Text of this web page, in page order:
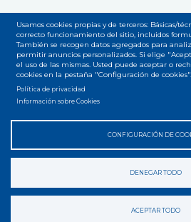
Menú
del
Accesibilidad Privacidad Legal
Usamos cookies propias y de terceros: Básicas/
correcto funcionamiento del sitio, incluidos
También se recogen datos agregados para
permitir anuncios personalizados. Si elige
el uso de las mismas. Usted puede aceptar o
cookies en la pestaña "Configuración de cookies".
Política de privacidad
Información sobre Cookies
CONFIGURACIÓN DE
DENEGAR TODO
ACEPTAR TODO